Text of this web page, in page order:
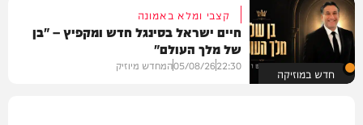
חדש במוזיקה
קצבי ומלא באמונה
חיים ישראל בסינגל חדש ומקפיץ – "בן
של מלך העולם"
22:30
05/08/26המחדש מיוזיק